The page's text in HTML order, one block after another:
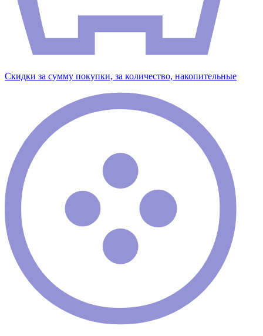
Скидки за сумму покупки, за количество, накопительные